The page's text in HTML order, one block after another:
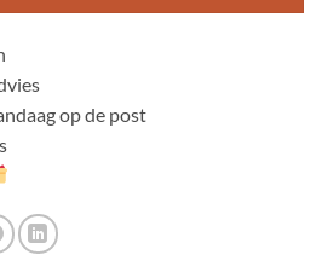
op de post